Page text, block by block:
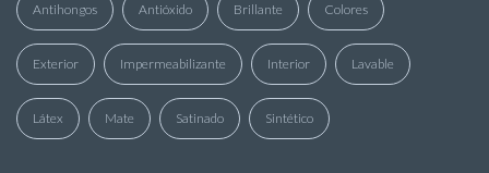
Antihongos Antióxido Brillante Colores
Exterior Impermeabilizante Interior Lavable
Látex Mate Satinado Sintético